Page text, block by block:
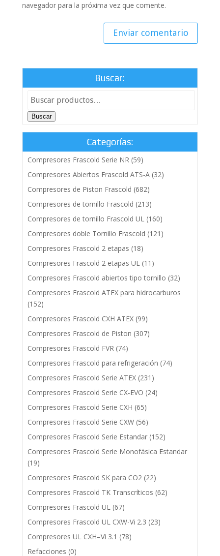
navegador para la próxima vez que comente.
Buscar:
Buscar
Categorías:
Compresores Frascold Serie NR (59)
Compresores Abiertos Frascold ATS-A (32)
Compresores de Piston Frascold (682)
Compresores de tornillo Frascold (213)
Compresores de tornillo Frascold UL (160)
Compresores doble Tornillo Frascold (121)
Compresores Frascold 2 etapas (18)
Compresores Frascold 2 etapas UL (11)
Compresores Frascold abiertos tipo tornillo (32)
Compresores Frascold ATEX para hidrocarburos
(152)
Compresores Frascold CXH ATEX (99)
Compresores Frascold de Piston (307)
Compresores Frascold FVR (74)
Compresores Frascold para refrigeración (74)
Compresores Frascold Serie ATEX (231)
Compresores Frascold Serie CX-EVO (24)
Compresores Frascold Serie CXH (65)
Compresores Frascold Serie CXW (56)
Compresores Frascold Serie Estandar (152)
Compresores Frascold Serie Monofásica Estandar
(19)
Compresores Frascold SK para CO2 (22)
Compresores Frascold TK Transcríticos (62)
Compresores Frascold UL (67)
Compresores Frascold UL CXW-Vi 2.3 (23)
Compresores UL CXH–Vi 3.1 (78)
Refacciones (0)